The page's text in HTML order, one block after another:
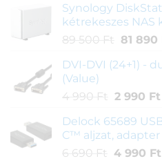
Synology
kétrekeszes NAS
89 500 Ft
Original
was:
500 Ft.
81 890
DVI-DVI (24+1) -
(Value)
4 990 Ft
Original
was:
4
990 Ft.
2 990 Ft
Delock 65689
C™ aljzat, adapter
6 690 Ft
Original
4 990 Ft